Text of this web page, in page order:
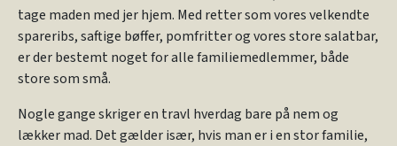
tage maden med jer hjem. Med retter som vores velkendte
spareribs, saftige bøffer, pomfritter og vores store salatbar,
er der bestemt noget for alle familiemedlemmer, både
store som små.
Nogle gange skriger en travl hverdag bare på nem og
lækker mad. Det gælder især, hvis man er i en stor familie,